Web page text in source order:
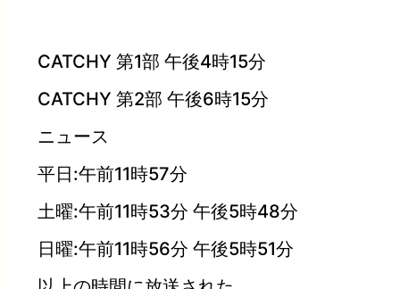
CATCHY 第1部 午後4時15分
CATCHY 第2部 午後6時15分
ニュース
平日:午前11時57分
土曜:午前11時53分 午後5時48分
日曜:午前11時56分 午後5時51分